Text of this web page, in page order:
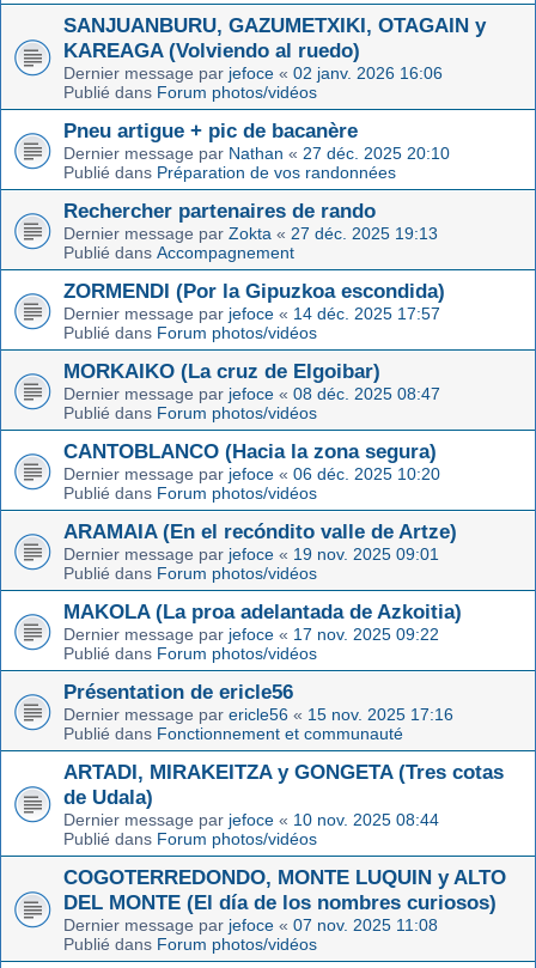
SANJUANBURU, GAZUMETXIKI, OTAGAIN y
KAREAGA (Volviendo al ruedo)
Dernier message par jefoce « 02 janv. 2026 16:06
Publié dans Forum photos/vidéos
Pneu artigue + pic de bacanère
Dernier message par Nathan « 27 déc. 2025 20:10
Publié dans Préparation de vos randonnées
Rechercher partenaires de rando
Dernier message par Zokta « 27 déc. 2025 19:13
Publié dans Accompagnement
ZORMENDI (Por la Gipuzkoa escondida)
Dernier message par jefoce « 14 déc. 2025 17:57
Publié dans Forum photos/vidéos
MORKAIKO (La cruz de Elgoibar)
Dernier message par jefoce « 08 déc. 2025 08:47
Publié dans Forum photos/vidéos
CANTOBLANCO (Hacia la zona segura)
Dernier message par jefoce « 06 déc. 2025 10:20
Publié dans Forum photos/vidéos
ARAMAIA (En el recóndito valle de Artze)
Dernier message par jefoce « 19 nov. 2025 09:01
Publié dans Forum photos/vidéos
MAKOLA (La proa adelantada de Azkoitia)
Dernier message par jefoce « 17 nov. 2025 09:22
Publié dans Forum photos/vidéos
Présentation de ericle56
Dernier message par ericle56 « 15 nov. 2025 17:16
Publié dans Fonctionnement et communauté
ARTADI, MIRAKEITZA y GONGETA (Tres cotas
de Udala)
Dernier message par jefoce « 10 nov. 2025 08:44
Publié dans Forum photos/vidéos
COGOTERREDONDO, MONTE LUQUIN y ALTO
DEL MONTE (El día de los nombres curiosos)
Dernier message par jefoce « 07 nov. 2025 11:08
Publié dans Forum photos/vidéos